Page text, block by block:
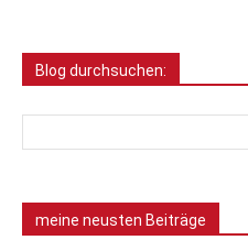
Blog durchsuchen:
meine neusten Beiträge